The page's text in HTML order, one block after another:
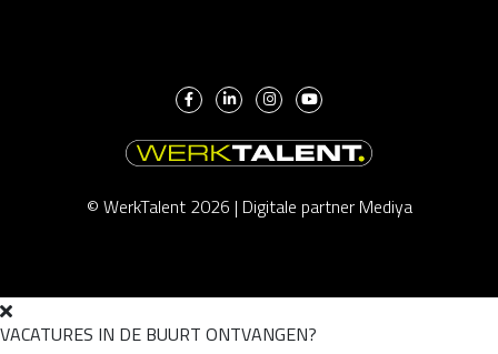
© WerkTalent 2026 | Digitale partner Mediya
VACATURES IN DE BUURT ONTVANGEN?